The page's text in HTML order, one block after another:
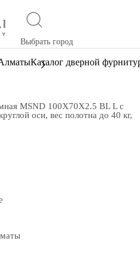
Выбрать город
Каталог дверной
MSND 100X70X2.5 BL L с
оси, вес полотна до 40 кг,